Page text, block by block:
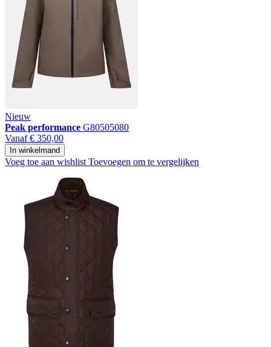
Nieuw
Peak performance G80505080
Vanaf € 350,00
In winkelmand
Voeg toe aan wishlist Toevoegen om te vergelijken